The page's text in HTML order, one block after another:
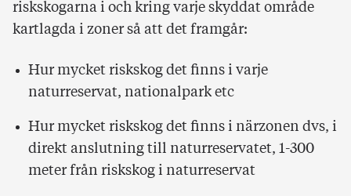
riskskogarna i och kring varje skyddat område
kartlagda i zoner så att det framgår:
Hur mycket riskskog det finns i varje
naturreservat, nationalpark etc
Hur mycket riskskog det finns i närzonen dvs, i
direkt anslutning till naturreservatet, 1-300
meter från riskskog i naturreservat